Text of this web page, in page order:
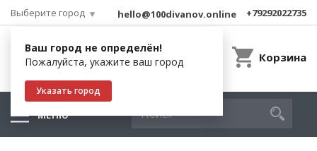
Выберите город
Ваш город не определён!
Пожалуйста, укажите ваш город
Указать город
hello@100divanov.online +79292022735
Корзина
МЕНЮ